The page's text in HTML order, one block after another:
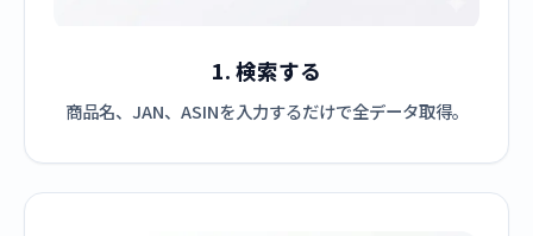
1. 検索する
商品名、JAN、ASINを入力するだけで全データ取得。